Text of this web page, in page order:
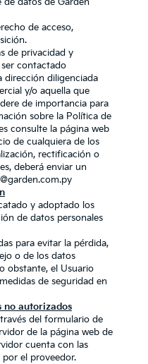
de acceso,
de privacidad y
contactado
dirección diligenciada
y/o aquella que
de importancia para
sobre la Política de
consulte la página web
de cualquiera de los
rectificación o
deberá enviar un
y adoptado los
de datos personales
para evitar la pérdida,
o de los datos
obstante, el Usuario
de seguridad en
no autorizados
del formulario de
de la página web de
cuenta con las
el proveedor.